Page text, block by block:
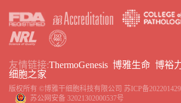
友情链接:ThermoGenesis 博雅生命 博裕
细胞之家
版权所有 ©博雅干细胞科技有限公司 苏ICP备
苏公网安备 32021302000537号